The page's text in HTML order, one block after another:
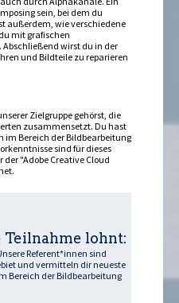
sein, bei dem du
außerdem, wie verschiedene
mit grafischen
wirst du in der
und Bildteile zu reparieren
Zielgruppe gehörst, die
zusammensetzt. Du hast
im Bereich der Bildbearbeitung
sind für dieses
"Adobe Creative Cloud
Teilnahme lohnt:
Referent*innen sind
und vermitteln dir neueste
Bereich der Bildbearbeitung